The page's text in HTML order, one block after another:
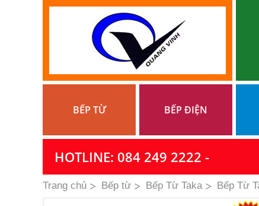
BẾP TỪ BẾP ĐIỆN
HOTLINE: 084 249 2222 -
Trang chủ Bếp từ Bếp Từ Taka Bếp Từ